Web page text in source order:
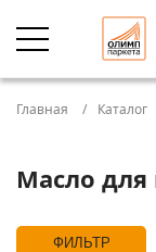
Главная Каталог
Масло для
ФИЛЬТР